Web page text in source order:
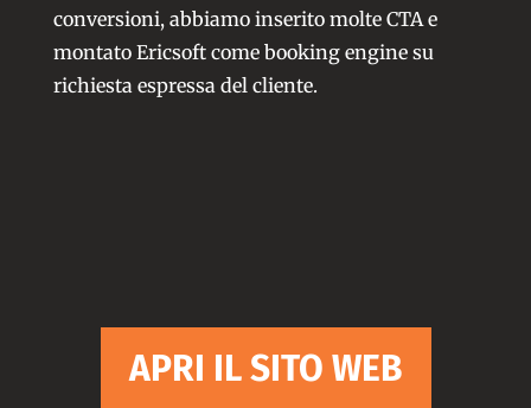
conversioni, abbiamo inserito molte CTA e
montato Ericsoft come booking engine su
richiesta espressa del cliente.
APRI IL SITO WEB